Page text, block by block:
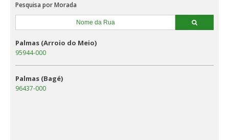
Pesquisa por Morada
Palmas (Arroio do Meio)
95944-000
Palmas (Bagé)
96437-000